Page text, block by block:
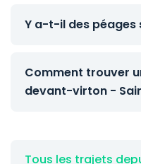
Y a-t-il des péages
Comment trouver
devant-virton -
Tous les trajets